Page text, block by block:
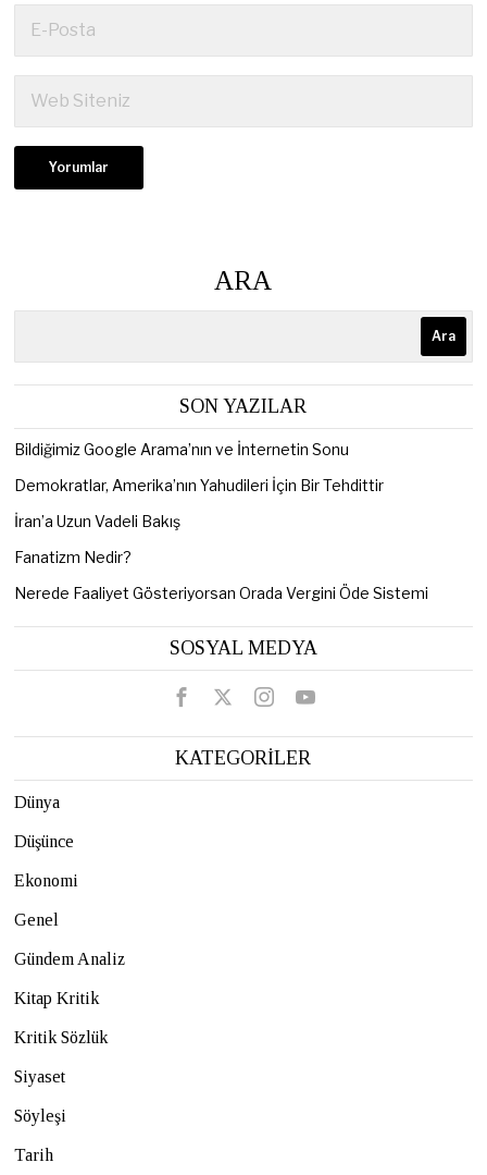
ARA
Ara
SON YAZILAR
Bildiğimiz Google Arama’nın ve İnternetin Sonu
Demokratlar, Amerika’nın Yahudileri İçin Bir Tehdittir
İran’a Uzun Vadeli Bakış
Fanatizm Nedir?
Nerede Faaliyet Gösteriyorsan Orada Vergini Öde Sistemi
SOSYAL MEDYA
KATEGORİLER
Dünya
Düşünce
Ekonomi
Genel
Gündem Analiz
Kitap Kritik
Kritik Sözlük
Siyaset
Söyleşi
Tarih